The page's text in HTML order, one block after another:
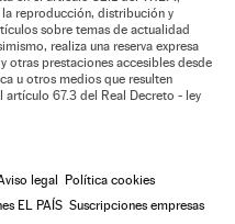
la reproducción, distribución y
sobre temas de actualidad
realiza una reserva expresa
otras prestaciones accesibles desde
u otros medios que resulten
67.3 del Real Decreto - ley
legal Política cookies
EL PAÍS Suscripciones empresas